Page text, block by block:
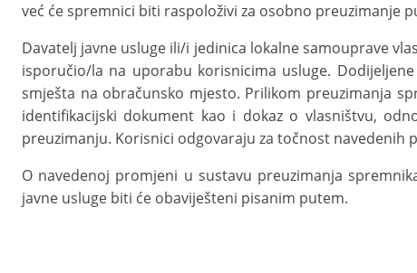
već će spremnici biti raspoloživi za osobno preuzimanje
Davatelj javne usluge ili/i jedinica lokalne samouprave
isporučio/la na uporabu korisnicima usluge.
smješta na obračunsko mjesto. Prilikom preuzimanja
identifikacijski dokument kao i dokaz o vlasništvu,
preuzimanju. Korisnici odgovaraju za točnost navedenih
O navedenoj promjeni u sustavu preuzimanja
javne usluge biti će obaviješteni pisanim putem.